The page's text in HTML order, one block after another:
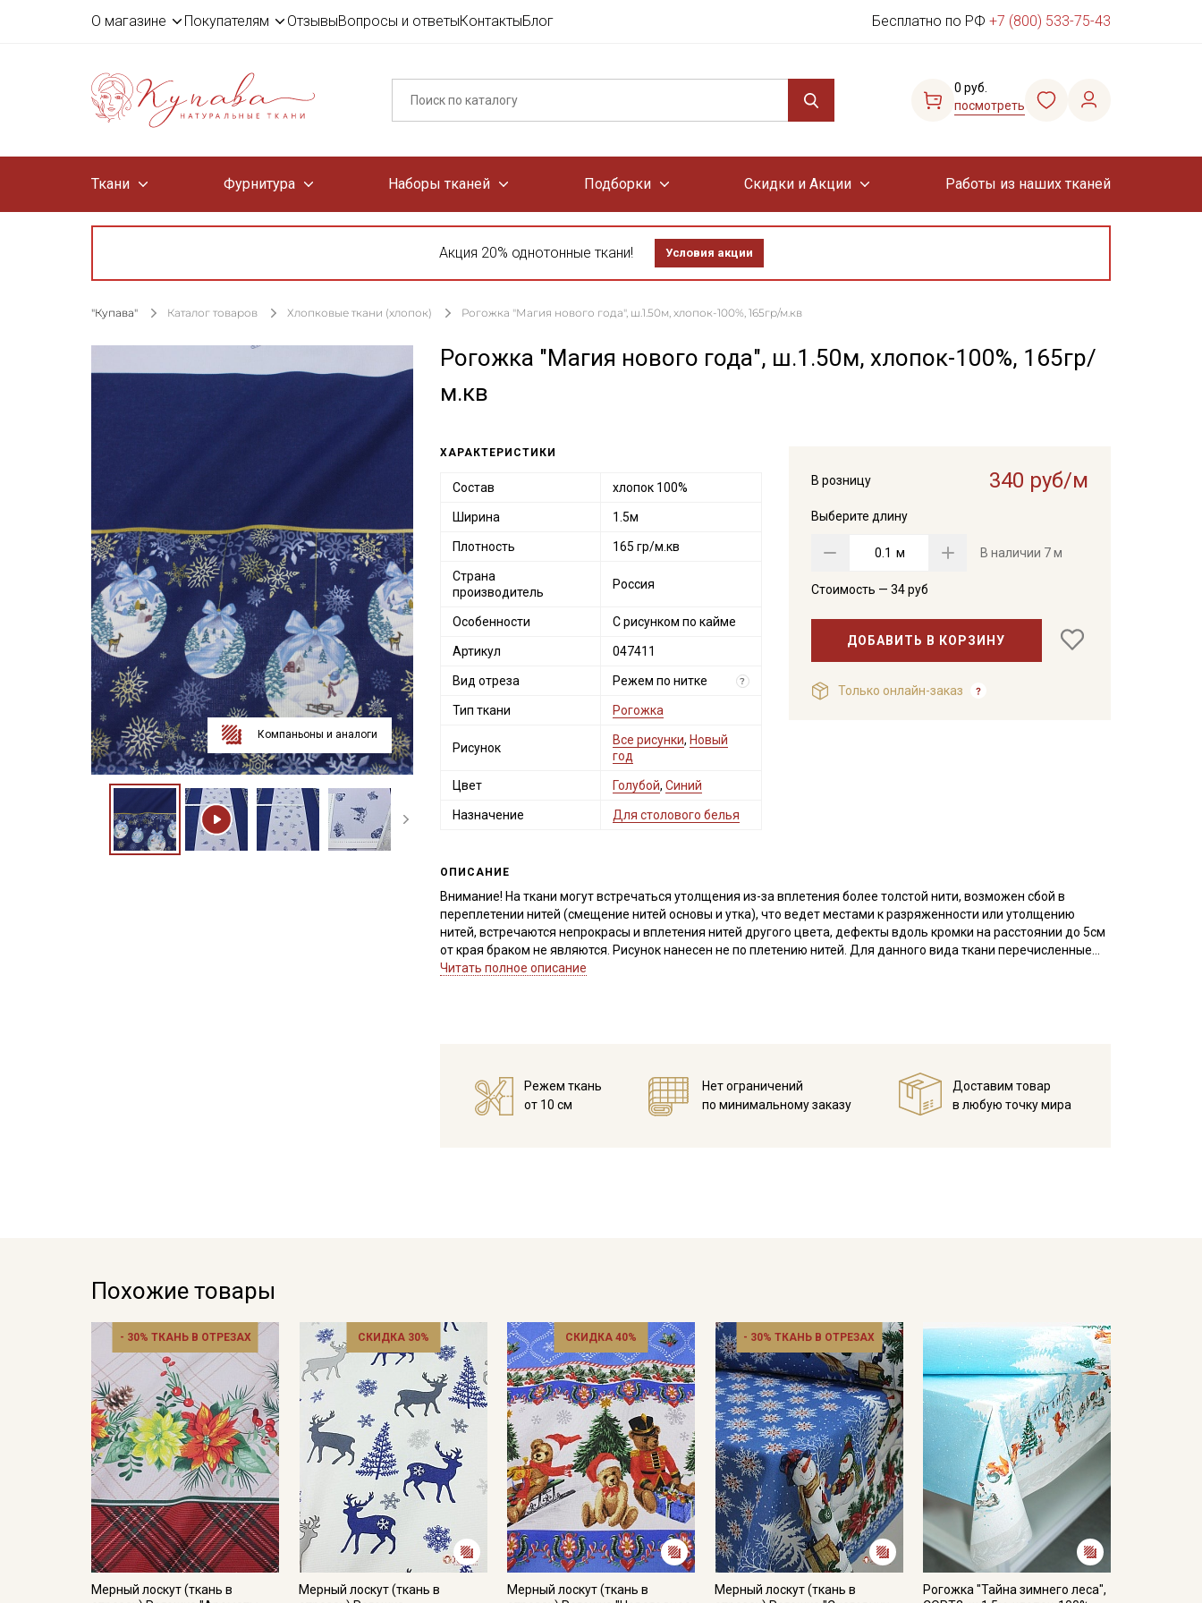
О магазине Покупателям ОтзывыВопросы и ответыКонтактыБлог Бесплатно по РФ +7 (800) 533-75-43
0 руб.
посмотреть
Ткани Фурнитура Наборы тканей Подборки Скидки и Акции Работы из наших тканей
Акция 20% однотонные ткани! Условия акции
"Купава" Каталог товаров Хлопковые ткани (хлопок) Рогожка "Магия нового года", ш.1.50м, хлопок-100%, 165гр/м.кв
Компаньоны и аналоги
Рогожка "Магия нового года", ш.1.50м, хлопок-100%, 165гр/
м.кв
В розницу 340 руб/м
Выберите длину
м В наличии 7 м
Стоимость — 34руб
ДОБАВИТЬ В КОРЗИНУ
Только онлайн-заказ
ХАРАКТЕРИСТИКИ
Состав хлопок 100%
Ширина 1.5м
Плотность 165 гр/м.кв
Страна
производитель
Россия
Особенности С рисунком по кайме
Артикул 047411
Вид отреза Режем по нитке ?
Тип ткани Рогожка
Рисунок
Все рисунки, Новый
год
Цвет Голубой, Синий
Назначение Для столового белья
ОПИСАНИЕ
Внимание! На ткани могут встречаться утолщения из-за вплетения более толстой нити, возможен сбой в
переплетении нитей (смещение нитей основы и утка), что ведет местами к разряженности или утолщению
нитей, встречаются непрокрасы и вплетения нитей другого цвета, дефекты вдоль кромки на расстоянии до 5см
от края браком не являются. Рисунок нанесен не по плетению нитей. Для данного вида ткани перечисленные
дефекты допустимы и браком не являются. Не вырезаем.
электричества, хорошо держит форму, усадка до 5%.
Применение ткани: для пошива штор и различного декора интерьера: декоративные чехлы и наволочки на
подушки, скатерти, кухонные принадлежности, полотенца со стойкими набивными рисунками, которые очень
Читать полное описание
Режем ткань
от 10 см
Нет ограничений
по минимальному заказу
Доставим товар
в любую точку мира
Похожие товары
- 30% ТКАНЬ В ОТРЕЗАХ
Мерный лоскут (ткань в
СКИДКА 30%
Мерный лоскут (ткань в
СКИДКА 40%
Мерный лоскут (ткань в
- 30% ТКАНЬ В ОТРЕЗАХ
Мерный лоскут (ткань в
Рогожка "Тайна зимнего леса",